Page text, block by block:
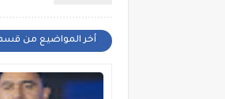
أخر المواضيع من قسم